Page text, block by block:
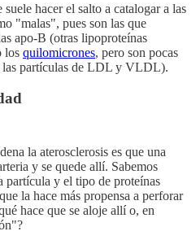
hacer el salto a catalogar a las
"malas", pues son las que
apo-B (otras lipoproteínas
los quilomicrones, pero son pocas
las partículas de LDL y VLDL).
la aterosclerosis es que una
y se quede allí. Sabemos
partícula y el tipo de proteínas
la hace más propensa a perforar
hace que se aloje allí o, en